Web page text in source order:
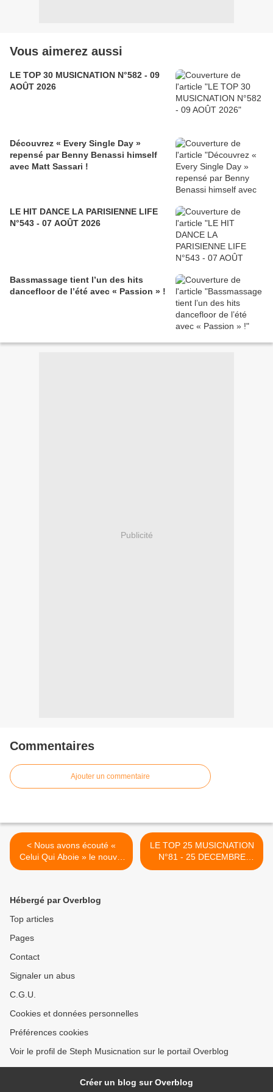
Vous aimerez aussi
LE TOP 30 MUSICNATION N°582 - 09
AOÛT 2026
Découvrez « Every Single Day »
repensé par Benny Benassi himself
avec Matt Sassari !
LE HIT DANCE LA PARISIENNE LIFE
N°543 - 07 AOÛT 2026
Bassmassage tient l’un des hits
dancefloor de l’été avec « Passion » !
Publicité
Commentaires
Ajouter un commentaire
< Nous avons écouté «
Celui Qui Aboie » le nouvel
album de Soan !
LE TOP 25 MUSICNATION
N°81 - 25 DECEMBRE
2016 >
Hébergé par Overblog
Top articles
Pages
Contact
Signaler un abus
C.G.U.
Cookies et données personnelles
Préférences cookies
Voir le profil de Steph Musicnation sur le portail Overblog
Créer un blog sur Overblog